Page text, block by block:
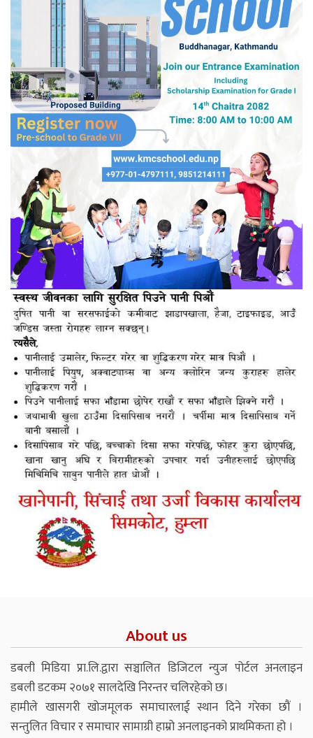
About us
डबली मिडिया प्रा.लि.द्वारा सञ्चालित डिजिटल न्युज पोर्टल अनलाइन
डबली डटकम २०७१ सालदेखि निरन्तर चलिरहेको छ।
हामीले खासगरी खोजमूलक समाचारलाई स्थान दिने गरेका छौं ।
सन्तुलित विचार र समाचार सामाग्री हाम्रो अनलाइनको प्राथमिकता हो ।